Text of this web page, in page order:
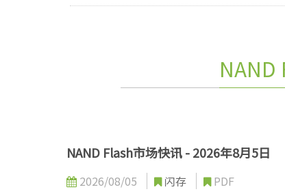
NAND
NAND Flash市场快讯 - 2026年8月5日
2026/08/05 闪存
PDF